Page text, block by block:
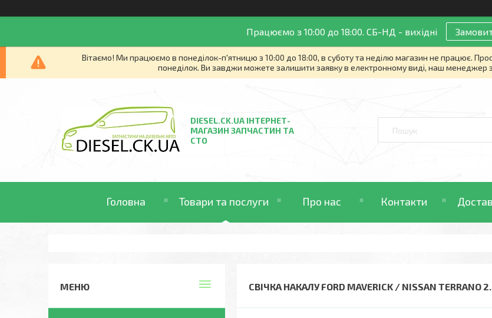
Працюємо з 10:00 до 18:00. СБ-НД - вихідні
Вітаємо! Ми працюємо в понеділок-п'ятницю з 10:00 до 18:00, в суботу та неділю магазин не працює.
понеділок. Ви завджи можете залишити заявку в електронному виді, наш менеджер
DIESEL.CK.UA ІНТЕРНЕТ-
МАГАЗИН ЗАПЧАСТИН ТА
СТО
Головна Товари та послуги Про нас Контакти
СВІЧКА НАКАЛУ FORD MAVERICK / NISSAN TERRANO